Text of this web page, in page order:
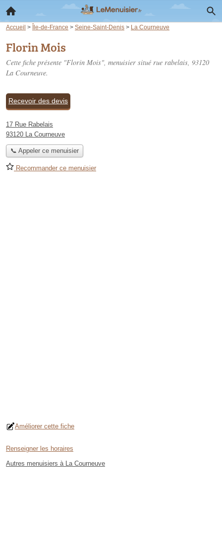
Accueil > Île-de-France > Seine-Saint-Denis > La Courneuve
Florin Mois
Cette fiche présente "Florin Mois", menuisier situé rue rabelais, 93120
La Courneuve.
Recevoir des devis
17 Rue Rabelais
93120 La Courneuve
📞 Appeler ce menuisier
Recommander ce menuisier
Améliorer cette fiche
Renseigner les horaires
Autres menuisiers à La Courneuve